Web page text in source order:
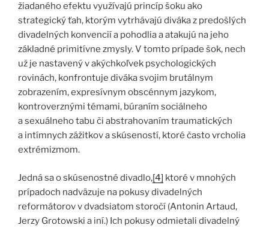
žiadaného efektu využívajú princíp šoku ako
strategický ťah, ktorým vytrhávajú diváka z predošlých
divadelných konvencií a pohodlia a atakujú na jeho
základné primitívne zmysly. V tomto prípade šok, nech
už je nastavený v akýchkoľvek psychologických
rovinách, konfrontuje diváka svojim brutálnym
zobrazením, expresívnym obscénnym jazykom,
kontroverznými témami, búraním sociálneho
a sexuálneho tabu či abstrahovaním traumatických
a intímnych zážitkov a skúseností, ktoré často vrcholia
extrémizmom.
Jedná sa o skúsenostné divadlo,[4] ktoré v mnohých
prípadoch nadväzuje na pokusy divadelných
reformátorov v dvadsiatom storočí (Antonin Artaud,
Jerzy Grotowski a iní.) Ich pokusy odmietali divadelný